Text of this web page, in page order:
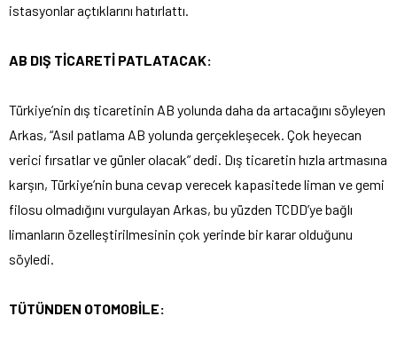
istasyonlar açtıklarını hatırlattı.
AB DIŞ TİCARETİ PATLATACAK:
Türkiye’nin dış ticaretinin AB yolunda daha da artacağını söyleyen
Arkas, “Asıl patlama AB yolunda gerçekleşecek. Çok heyecan
verici fırsatlar ve günler olacak” dedi. Dış ticaretin hızla artmasına
karşın, Türkiye’nin buna cevap verecek kapasitede liman ve gemi
filosu olmadığını vurgulayan Arkas, bu yüzden TCDD’ye bağlı
limanların özelleştirilmesinin çok yerinde bir karar olduğunu
söyledi.
TÜTÜNDEN OTOMOBİLE: